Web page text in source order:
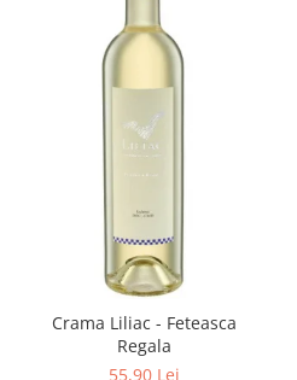
Crama Liliac - Feteasca
Regala
55,90 Lei